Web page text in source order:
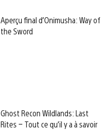
Aperçu final d’Onimusha: Way of
the Sword
Ghost Recon Wildlands: Last
Rites – Tout ce qu’il y a à savoir